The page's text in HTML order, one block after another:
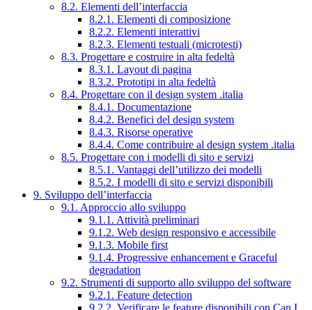
8.2. Elementi dell’interfaccia
8.2.1. Elementi di composizione
8.2.2. Elementi interattivi
8.2.3. Elementi testuali (microtesti)
8.3. Progettare e costruire in alta fedeltà
8.3.1. Layout di pagina
8.3.2. Prototipi in alta fedeltà
8.4. Progettare con il design system .italia
8.4.1. Documentazione
8.4.2. Benefici del design system
8.4.3. Risorse operative
8.4.4. Come contribuire al design system .italia
8.5. Progettare con i modelli di sito e servizi
8.5.1. Vantaggi dell’utilizzo dei modelli
8.5.2. I modelli di sito e servizi disponibili
9. Sviluppo dell’interfaccia
9.1. Approccio allo sviluppo
9.1.1. Attività preliminari
9.1.2. Web design responsivo e accessibile
9.1.3. Mobile first
9.1.4. Progressive enhancement e Graceful
degradation
9.2. Strumenti di supporto allo sviluppo del software
9.2.1. Feature detection
9.2.2. Verificare le feature disponibili con Can I